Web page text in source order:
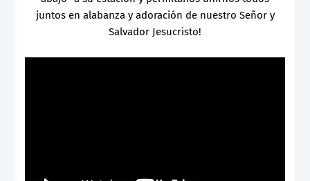
juntos en alabanza y adoración de nuestro Señor y
Salvador Jesucristo!